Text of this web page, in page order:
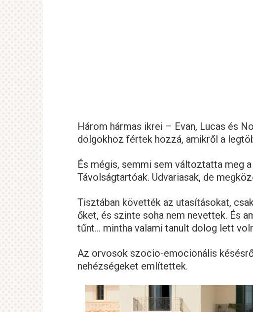
Három hármas ikrei – Evan, Lucas és
dolgokhoz fértek hozzá, amikről a
És mégis, semmi sem változtatta meg
Távolságtartóak. Udvariasak, de
Tisztában követték az utasításokat,
őket, és szinte soha nem nevettek. És
tűnt… mintha valami tanult dolog lett
Az orvosok szocio-emocionális
nehézségeket említettek.